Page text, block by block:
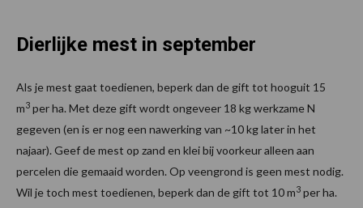
Dierlijke mest in september
Als je mest gaat toedienen, beperk dan de gift tot hooguit 15
m3 per ha. Met deze gift wordt ongeveer 18 kg werkzame N
gegeven (en is er nog een nawerking van ~10 kg later in het
najaar). Geef de mest op zand en klei bij voorkeur alleen aan
percelen die gemaaid worden. Op veengrond is geen mest nodig.
Wil je toch mest toedienen, beperk dan de gift tot 10 m3 per ha.